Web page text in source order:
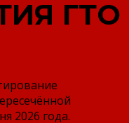
ГТО
2026 года.